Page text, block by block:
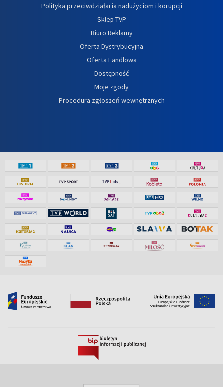
Polityka przeciwdziałania nadużyciom i korupcji
Sklep TVP
Biuro Reklamy
Oferta Dystrybucyjna
Oferta Handlowa
Dostępność
Moje zgody
Procedura zgłoszeń wewnętrznych